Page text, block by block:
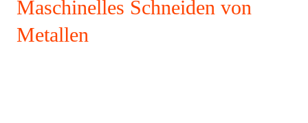
Maschinelles Schneiden von
Metallen